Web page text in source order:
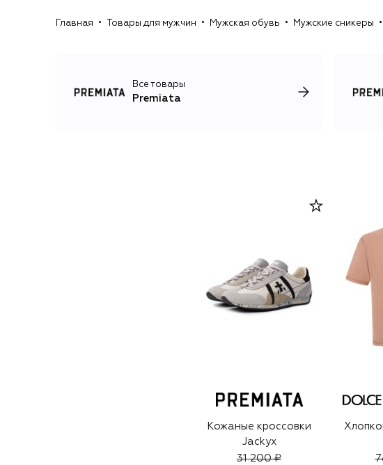
Главная Товары для мужчин Мужская обувь Мужские сникеры
Все товары
Premiata
Кожаные кроссовки
Jackyx
31 200 ₽